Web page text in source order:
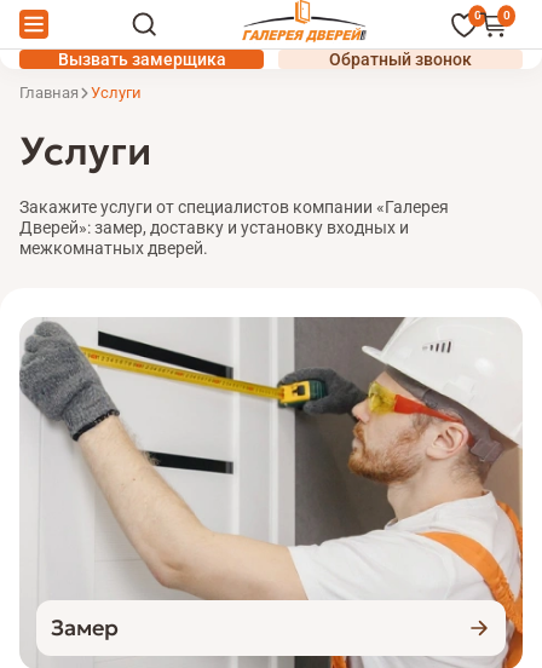
0 0
Вызвать замерщика Обратный звонок
Главная Услуги
Услуги
Закажите услуги от специалистов компании «Галерея
Дверей»: замер, доставку и установку входных и
межкомнатных дверей.
Замер